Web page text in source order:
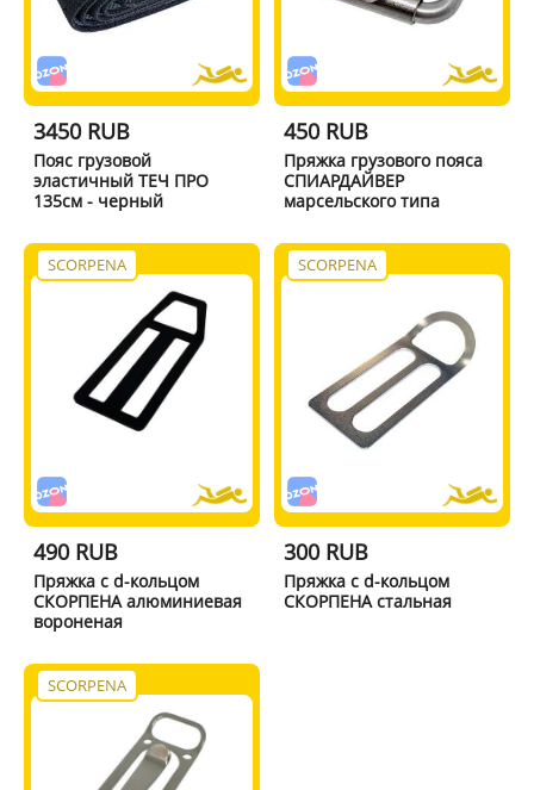
3450 RUB
Пояс грузовой
эластичный ТЕЧ ПРО
135см - черный
450 RUB
Пряжка грузового пояса
СПИАРДАЙВЕР
марсельского типа
SCORPENA
490 RUB
Пряжка с d-кольцом
СКОРПЕНА алюминиевая
вороненая
SCORPENA
300 RUB
Пряжка с d-кольцом
СКОРПЕНА стальная
SCORPENA